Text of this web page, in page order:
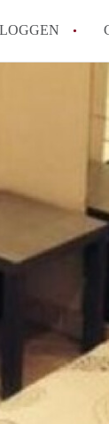
How to
Wat is
Wat is
Is
Delft?
Alle